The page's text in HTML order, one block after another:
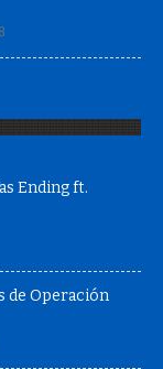
Ending ft.
de Operación